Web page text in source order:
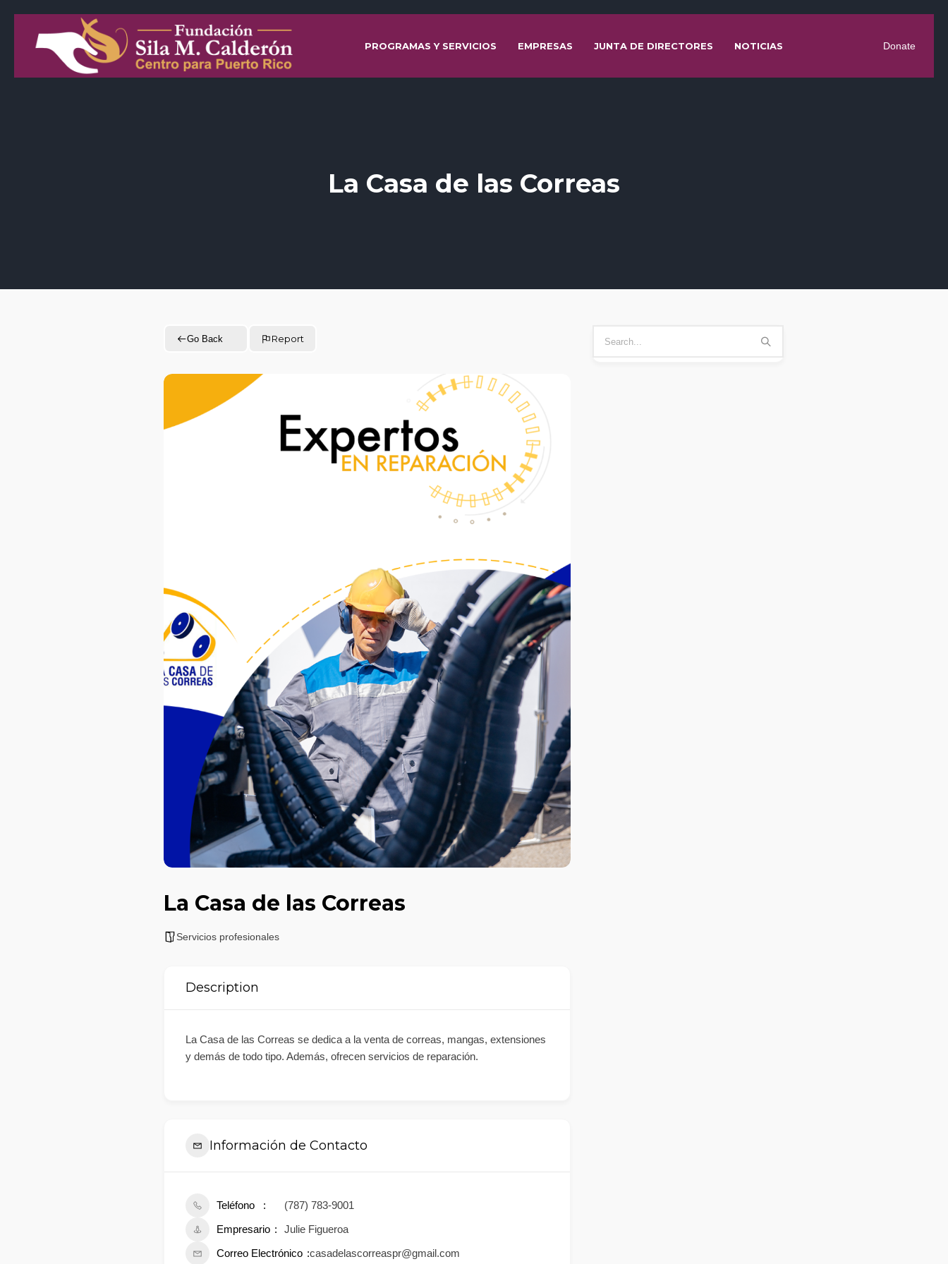
Donate
PROGRAMAS Y SERVICIOS EMPRESAS JUNTA DE DIRECTORES NOTICIAS
La Casa de las Correas
Go Back Report
La Casa de las Correas
Servicios profesionales
Description
La Casa de las Correas se dedica a la venta de correas, mangas, extensiones
y demás de todo tipo. Además, ofrecen servicios de reparación.
Información de Contacto
Teléfono
(787) 783-9001
Empresario
Julie Figueroa
Correo Electrónico casadelascorreaspr@gmail.com